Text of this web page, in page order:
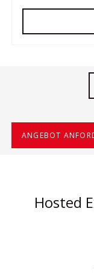
ANGEBOT
Hosted